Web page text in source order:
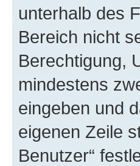
unterhalb des
Bereich nicht
Berechtigung,
mindestens
eingeben und
eigenen Zeile
Benutzer“